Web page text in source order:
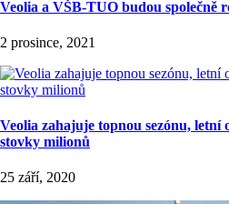
Veolia a VŠB-TUO budou společně
2 prosince, 2021
Veolia zahajuje topnou sezónu, letní
stovky milionů
25 září, 2020